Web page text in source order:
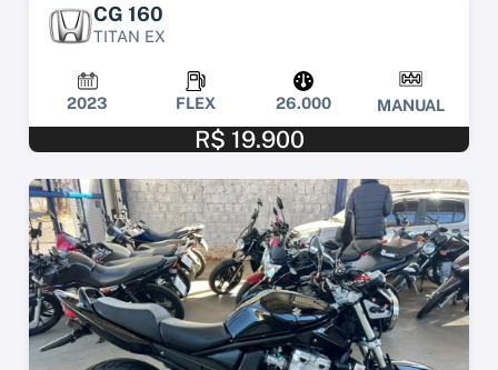
CG 160
TITAN EX
2023 FLEX 26.000 MANUAL
R$ 19.900